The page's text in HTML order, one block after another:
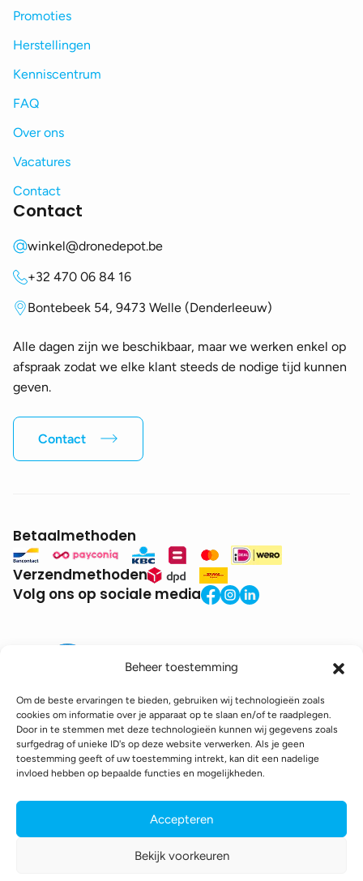
Beheer toestemming
Om de beste ervaringen te bieden, gebruiken wij technologieën zoals
cookies om informatie over je apparaat op te slaan en/of te raadplegen.
Door in te stemmen met deze technologieën kunnen wij gegevens zoals
surfgedrag of unieke ID's op deze website verwerken. Als je geen
toestemming geeft of uw toestemming intrekt, kan dit een nadelige
invloed hebben op bepaalde functies en mogelijkheden.
Accepteren
Bekijk voorkeuren
Promoties
Herstellingen
Kenniscentrum
FAQ
Over ons
Vacatures
Contact
Contact
winkel@dronedepot.be
+32 470 06 84 16
Bontebeek 54, 9473 Welle (Denderleeuw)
Alle dagen zijn we beschikbaar, maar we werken enkel op
afspraak zodat we elke klant steeds de nodige tijd kunnen
geven.
Contact
Betaalmethoden
Verzendmethoden
Volg ons op sociale media
BTW: BE0771.941.935
© 2025 DroneDepot. Alle rechten voorbehouden.
Toegankelijkheidsverklaring
webshop gemaakt doorconversal